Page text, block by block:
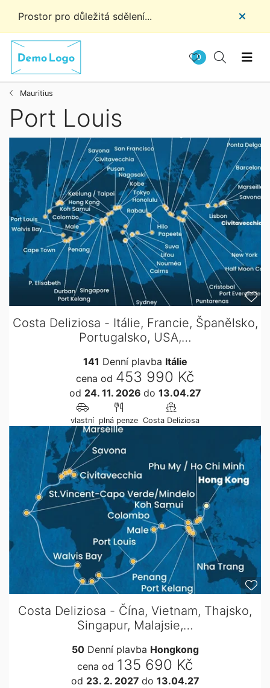
Prostor pro důležitá sdělení...
0
Mauritius
Port Louis
Costa Deliziosa - Itálie, Francie, Španělsko,
Portugalsko, USA,…
141 Denní plavba Itálie
cena od 453 990 Kč
od 24. 11. 2026 do 13.04.27
vlastní plná penze Costa Deliziosa
Costa Deliziosa - Čína, Vietnam, Thajsko,
Singapur, Malajsie,…
50Denní plavba Hongkong
cena od 135 690 Kč
od 23. 2. 2027 do 13.04.27